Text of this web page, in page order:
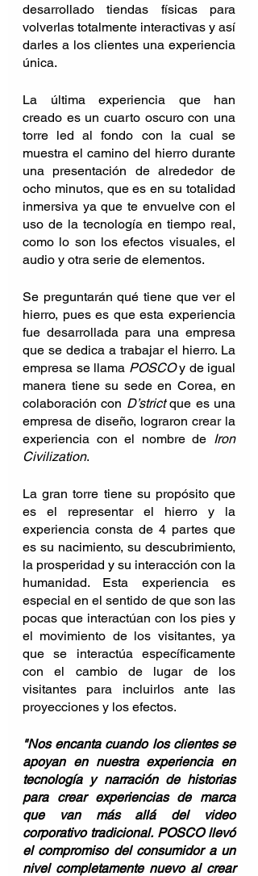
desarrollado tiendas físicas para
volverlas totalmente interactivas y así
darles a los clientes una experiencia
única.
La última experiencia que han
creado es un cuarto oscuro con una
torre led al fondo con la cual se
muestra el camino del hierro durante
una presentación de alrededor de
ocho minutos, que es en su totalidad
inmersiva ya que te envuelve con el
uso de la tecnología en tiempo real,
como lo son los efectos visuales, el
audio y otra serie de elementos.
Se preguntarán qué tiene que ver el
hierro, pues es que esta experiencia
fue desarrollada para una empresa
que se dedica a trabajar el hierro. La
empresa se llama POSCO y de igual
manera tiene su sede en Corea, en
colaboración con D’strict que es una
empresa de diseño, lograron crear la
experiencia con el nombre de Iron
Civilization.
La gran torre tiene su propósito que
es el representar el hierro y la
experiencia consta de 4 partes que
es su nacimiento, su descubrimiento,
la prosperidad y su interacción con la
humanidad. Esta experiencia es
especial en el sentido de que son las
pocas que interactúan con los pies y
el movimiento de los visitantes, ya
que se interactúa específicamente
con el cambio de lugar de los
visitantes para incluirlos ante las
proyecciones y los efectos.
"Nos encanta cuando los clientes se
apoyan en nuestra experiencia en
tecnología y narración de historias
para crear experiencias de marca
que van más allá del video
corporativo tradicional. POSCO llevó
el compromiso del consumidor a un
nivel completamente nuevo al crear